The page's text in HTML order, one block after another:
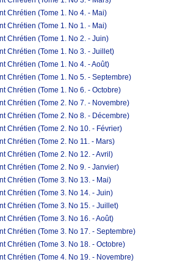
Chrétien (Tome 1. No 4. - Mai)
Chrétien (Tome 1. No 1. - Mai)
Chrétien (Tome 1. No 2. - Juin)
Chrétien (Tome 1. No 3. - Juillet)
Chrétien (Tome 1. No 4. - Août)
Chrétien (Tome 1. No 5. - Septembre)
Chrétien (Tome 1. No 6. - Octobre)
Chrétien (Tome 2. No 7. - Novembre)
Chrétien (Tome 2. No 8. - Décembre)
Chrétien (Tome 2. No 10. - Février)
Chrétien (Tome 2. No 11. - Mars)
Chrétien (Tome 2. No 12. - Avril)
Chrétien (Tome 2. No 9. - Janvier)
Chrétien (Tome 3. No 13. - Mai)
Chrétien (Tome 3. No 14. - Juin)
Chrétien (Tome 3. No 15. - Juillet)
Chrétien (Tome 3. No 16. - Août)
Chrétien (Tome 3. No 17. - Septembre)
Chrétien (Tome 3. No 18. - Octobre)
Chrétien (Tome 4. No 19. - Novembre)